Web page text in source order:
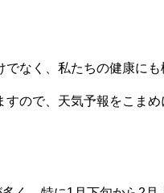
なく、私たちの健康に
ので、天気予報をこま